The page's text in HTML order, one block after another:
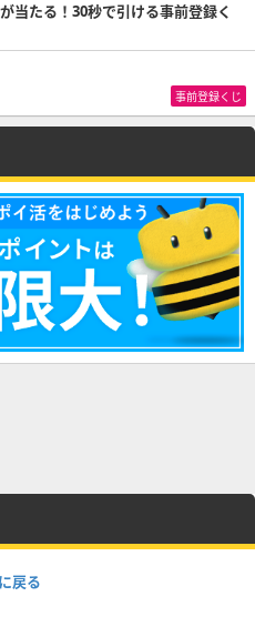
当たる！30秒で引ける事前登録く
事前登録くじ
戻る